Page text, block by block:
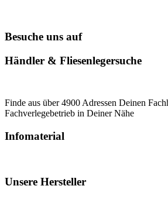
Besuche uns auf
Händler & Fliesenlegersuche
Finde aus über 4900 Adressen Deinen
Fachverlegebetrieb in Deiner Nähe
Infomaterial
Unsere Hersteller